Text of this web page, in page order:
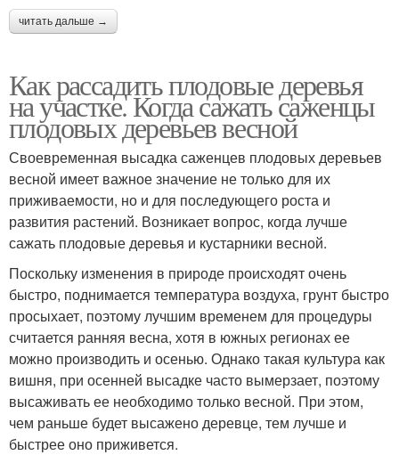
читать дальше →
Как рассадить плодовые деревья
на участке. Когда сажать саженцы
плодовых деревьев весной
Своевременная высадка саженцев плодовых деревьев
весной имеет важное значение не только для их
приживаемости, но и для последующего роста и
развития растений. Возникает вопрос, когда лучше
сажать плодовые деревья и кустарники весной.
Поскольку изменения в природе происходят очень
быстро, поднимается температура воздуха, грунт быстро
просыхает, поэтому лучшим временем для процедуры
считается ранняя весна, хотя в южных регионах ее
можно производить и осенью. Однако такая культура как
вишня, при осенней высадке часто вымерзает, поэтому
высаживать ее необходимо только весной. При этом,
чем раньше будет высажено деревце, тем лучше и
быстрее оно приживется.